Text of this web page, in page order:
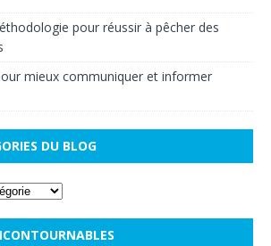
pour réussir à pêcher des
mieux communiquer et informer
DU BLOG